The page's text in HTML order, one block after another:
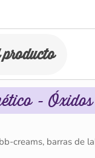
-
creams, barras de